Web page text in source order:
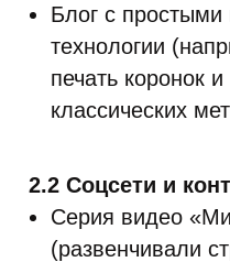
Блог с
технологии
печать коронок
классических
2.2 Соцсети и
Серия видео
(развенчивали